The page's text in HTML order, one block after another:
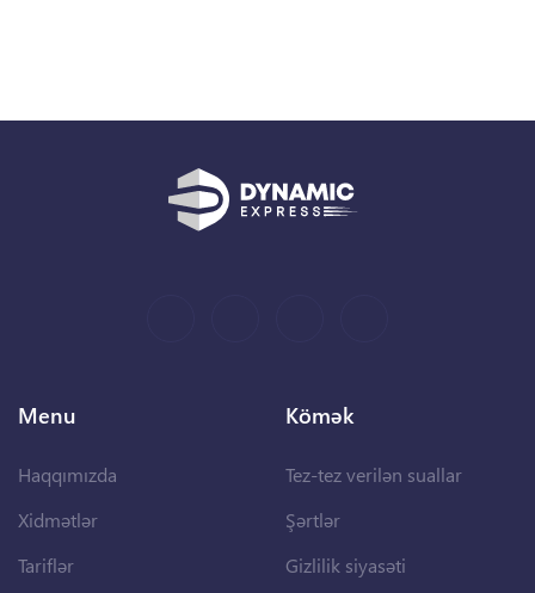
Menu
Haqqımızda
Xidmətlər
Tariflər
Kömək
Tez-tez verilən suallar
Şərtlər
Gizlilik siyasəti